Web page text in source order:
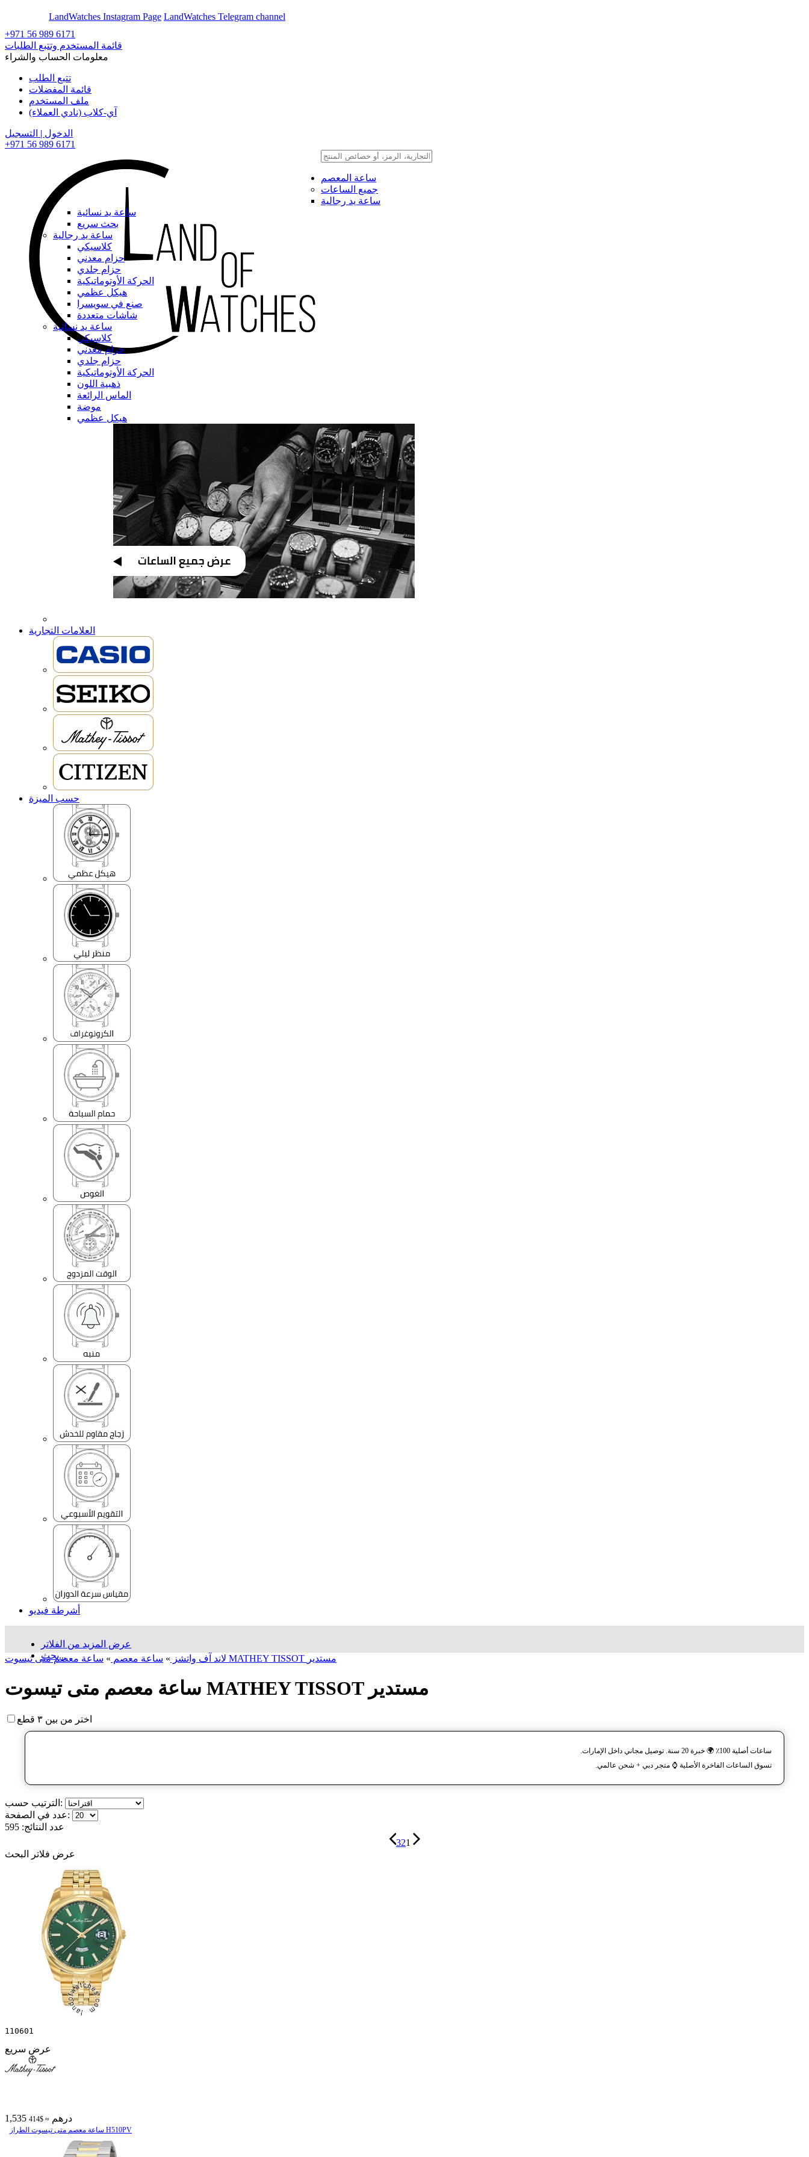
LandWatches Instagram Page LandWatches Telegram channel
+971 56 989 6171
قائمة المستخدم وتتبع الطلبات
معلومات الحساب والشراء
تتبع الطلب
قائمة المفضلات
ملف المستخدم
آي-كلاب (نادي العملاء)
الدخول | التسجيل
+971 56 989 6171
ساعة المعصم
جميع الساعات
ساعة يد رجالية
ساعة يد نسائية
بحث سريع
ساعة يد رجالية
كلاسيكي
حزام معدني
حزام جلدي
الحركة الأوتوماتيكية
هيكل عظمي
صنع في سويسرا
شاشات متعددة
ساعة يد نسائية
كلاسيكي
حزام معدني
حزام جلدي
الحركة الأوتوماتيكية
ذهبية اللون
الماس الرائعة
موضة
هيكل عظمي
العلامات التجارية
حسب الميزة
أشرطة فيديو
عرض المزيد من الفلاتر
بحث...
لاند آف واتشز » ساعة معصم » ساعة معصم متی تیسوت MATHEY TISSOT مستدير
ساعة معصم متی تیسوت MATHEY TISSOT مستدير
اختر من بين ٣ قطع
ساعات أصلية 100٪ 🌍 خبرة 20 سنة. توصيل مجاني داخل الإمارات.
تسوق الساعات الفاخرة الأصلية ⌚️ متجر دبي + شحن عالمي.
الترتيب حسب:
عدد في الصفحة:
عدد النتائج: 595
321
عرض فلاتر البحث
110601
عرض سريع
1,535 درهم ≈ $414
ساعة معصم متی تیسوت الطراز H510PV